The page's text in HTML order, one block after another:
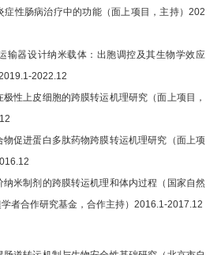
症性肠病治疗中的功能（面上项目，主持） 202
输器设计纳米载体：出胞调控及其生物学效应
2022.12
性上皮细胞的跨膜转运机理研究（面上项目，
物促进蛋白多肽药物跨膜转运机理研究（面上项
纳米制剂的跨膜转运机理和体内过程（国家自然
者合作研究基金，合作主持） 2016.1-2017.12